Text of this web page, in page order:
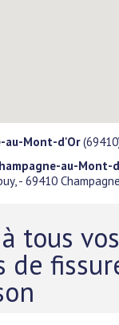
au-Mont-d'Or
au-Mont-
- 69410
tous vos
de